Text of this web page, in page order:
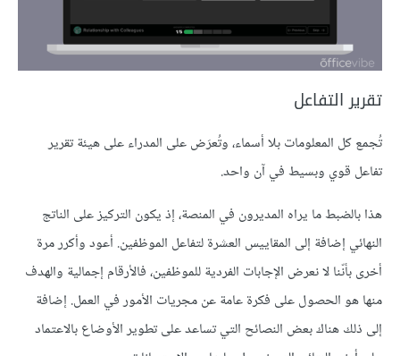
تقرير التفاعل
تُجمع كل المعلومات بلا أسماء، وتُعرَض على المدراء على هيئة تقرير
تفاعل قوي وبسيط في آن واحد.
هذا بالضبط ما يراه المديرون في المنصة، إذ يكون التركيز على الناتج
النهائي إضافة إلى المقاييس العشرة لتفاعل الموظفين. أعود وأكرر مرة
أخرى بأنّنا لا نعرض الإجابات الفردية للموظفين، فاﻷرقام إجمالية والهدف
منها هو الحصول على فكرة عامة عن مجريات الأمور في العمل. إضافة
إلى ذلك هناك بعض النصائح التي تساعد على تطوير الأوضاع بالاعتماد